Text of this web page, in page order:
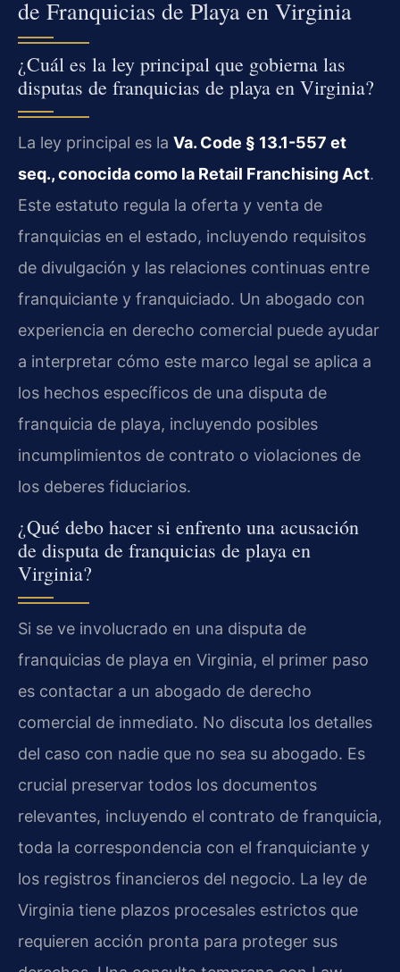
de Franquicias de Playa en Virginia
¿Cuál es la ley principal que gobierna las
disputas de franquicias de playa en Virginia?
La ley principal es la Va. Code § 13.1-557 et
seq., conocida como la Retail Franchising Act.
Este estatuto regula la oferta y venta de
franquicias en el estado, incluyendo requisitos
de divulgación y las relaciones continuas entre
franquiciante y franquiciado. Un abogado con
experiencia en derecho comercial puede ayudar
a interpretar cómo este marco legal se aplica a
los hechos específicos de una disputa de
franquicia de playa, incluyendo posibles
incumplimientos de contrato o violaciones de
los deberes fiduciarios.
¿Qué debo hacer si enfrento una acusación
de disputa de franquicias de playa en
Virginia?
Si se ve involucrado en una disputa de
franquicias de playa en Virginia, el primer paso
es contactar a un abogado de derecho
comercial de inmediato. No discuta los detalles
del caso con nadie que no sea su abogado. Es
crucial preservar todos los documentos
relevantes, incluyendo el contrato de franquicia,
toda la correspondencia con el franquiciante y
los registros financieros del negocio. La ley de
Virginia tiene plazos procesales estrictos que
requieren acción pronta para proteger sus